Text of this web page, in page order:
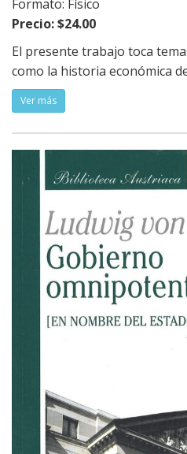
Formato: Físico
Precio: $24.00
El presente trabajo toca
como la historia económica
Ver más